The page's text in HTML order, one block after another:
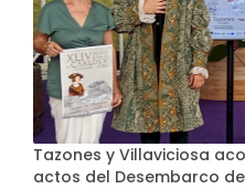
Tazones y Villaviciosa
actos del Desembarco